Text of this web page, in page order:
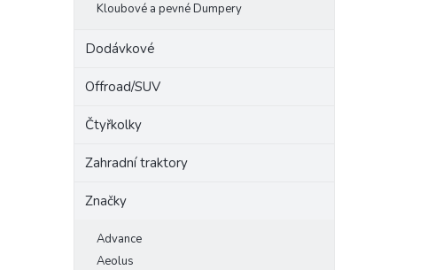
Kloubové a pevné Dumpery
Dodávkové
Offroad/SUV
Čtyřkolky
Zahradní traktory
Značky
Advance
Aeolus